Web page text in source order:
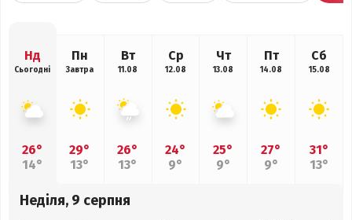
Нд
Сьогодні
26°
14°
Пн
Завтра
29°
13°
Вт
11.08
26°
13°
Ср
12.08
24°
9°
Чт
13.08
25°
9°
Пт
14.08
27°
9°
Сб
15.08
31°
13°
Неділя, 9 серпня